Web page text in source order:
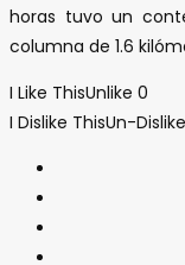
horas tuvo un
columna de 1.6
I Like ThisUnlike 0
I Dislike ThisUn-Dislike